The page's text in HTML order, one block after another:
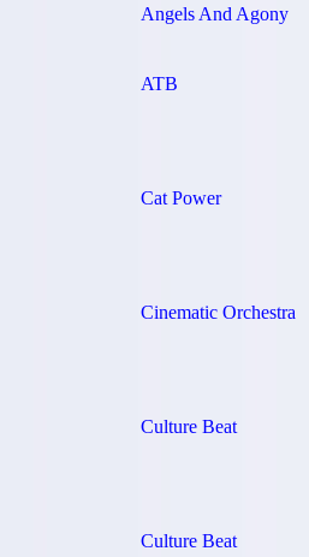
Angels And Agony
ATB
Cat Power
Cinematic Orchestra
Culture Beat
Culture Beat